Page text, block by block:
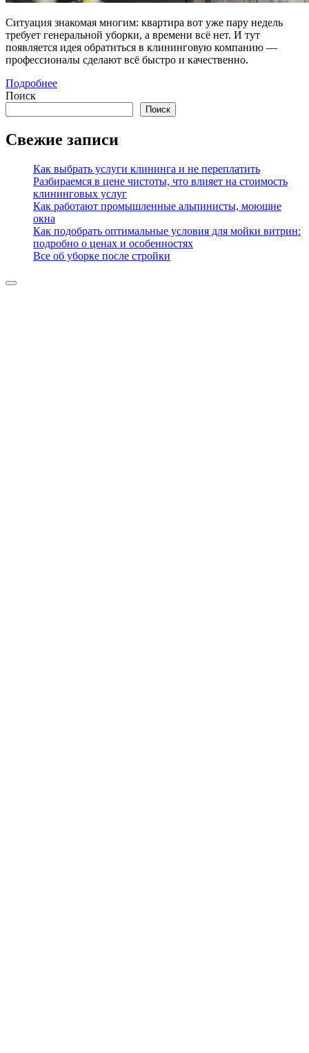
Ситуация знакомая многим: квартира вот уже пару недель
требует генеральной уборки, а времени всё нет. И тут
появляется идея обратиться в клининговую компанию —
профессионалы сделают всё быстро и качественно.
Подробнее
Поиск
Поиск
Свежие записи
Как выбрать услуги клининга и не переплатить
Разбираемся в цене чистоты, что влияет на стоимость
клининговых услуг
Как работают промышленные альпинисты, моющие
окна
Как подобрать оптимальные условия для мойки витрин:
подробно о ценах и особенностях
Все об уборке после стройки